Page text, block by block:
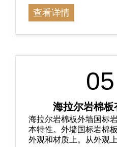
查看详情
05
海拉尔岩棉板
海拉尔岩棉板​外墙国标
本特性。外墙国标岩棉
外观和材质上。从外观